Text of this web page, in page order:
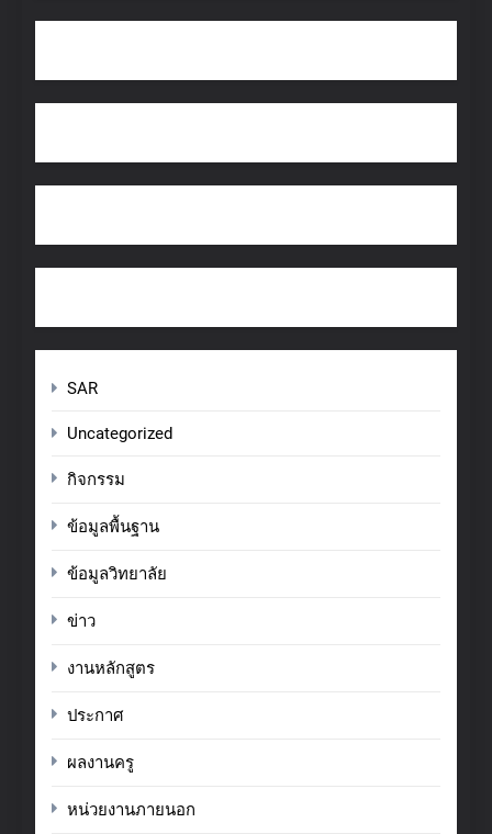
SAR
Uncategorized
กิจกรรม
ข้อมูลพื้นฐาน
ข้อมูลวิทยาลัย
ข่าว
งานหลักสูตร
ประกาศ
ผลงานครู
หน่วยงานภายนอก